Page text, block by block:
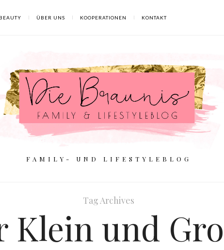
ÜBER UNS KOOPERATIONEN KONTAKT
FAMILY- UND LIFESTYLEBLOG
Tag Archives
Klein und